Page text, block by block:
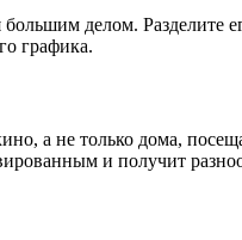
делом. Разделите
графика.
а не только дома,
и получит